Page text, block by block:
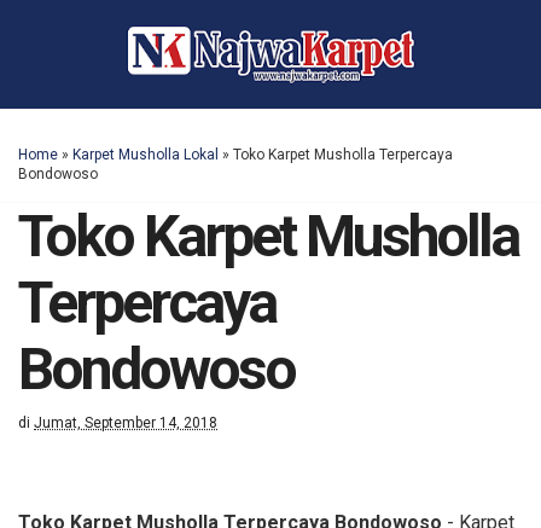
Home » Karpet Musholla Lokal » Toko Karpet Musholla Terpercaya
Bondowoso
Toko Karpet Musholla
Terpercaya
Bondowoso
di Jumat, September 14, 2018
Toko Karpet Musholla Terpercaya Bondowoso - Karpet